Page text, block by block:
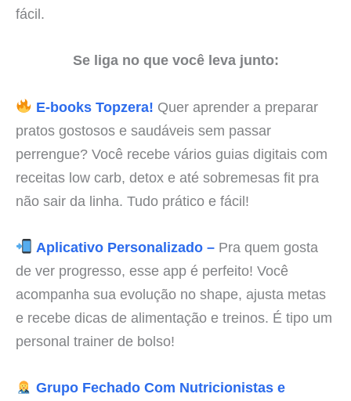
fácil.
Se liga no que você leva junto:
E-books Topzera! Quer aprender a preparar
pratos gostosos e saudáveis sem passar
perrengue? Você recebe vários guias digitais com
receitas low carb, detox e até sobremesas fit pra
não sair da linha. Tudo prático e fácil!
Aplicativo Personalizado –Pra quem gosta
de ver progresso, esse app é perfeito! Você
acompanha sua evolução no shape, ajusta metas
e recebe dicas de alimentação e treinos. É tipo um
personal trainer de bolso!
Grupo Fechado Com Nutricionistas e